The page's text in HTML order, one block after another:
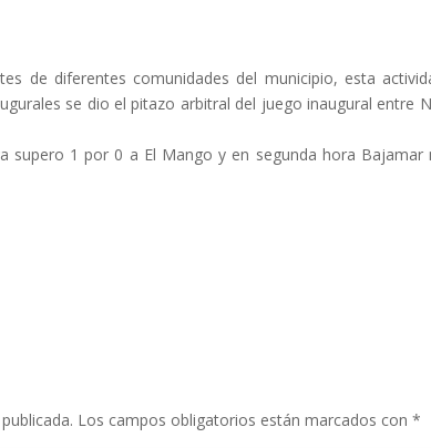
de diferentes comunidades del municipio, esta
se dio el pitazo arbitral del juego inaugural entre
supero 1 por 0 a El Mango y en segunda hora
Los campos obligatorios están marcados con*